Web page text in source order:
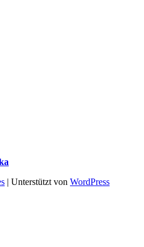
| Unterstützt von WordPress